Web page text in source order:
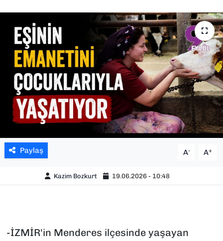
Paylaş A- A+
Kazim Bozkurt 19.06.2026 - 10:48
-İZMİR'in Menderes ilçesinde yaşayan
TEKNOLOJİ
YAŞAM
YEREL YÖNETİMLER